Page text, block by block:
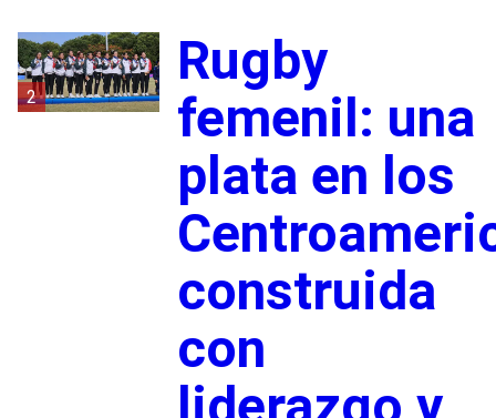
2
Rugby
femenil: una
plata en los
construida
con